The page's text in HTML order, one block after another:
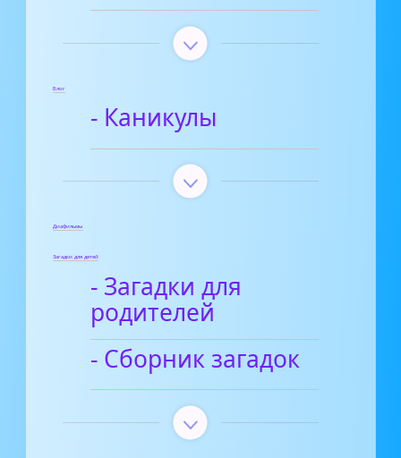
Блог
- Каникулы
Диафильмы
Загадки для детей
- Загадки для
родителей
- Сборник загадок